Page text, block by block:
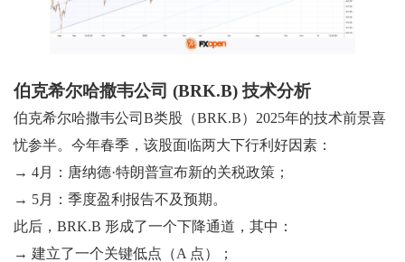
伯克希尔哈撒韦公司 (BRK.B) 技术分析
伯克希尔哈撒韦公司B类股（BRK.B）2025年的技术前景喜
忧参半。今年春季，该股面临两大下行利好因素：
→ 4月：唐纳德·特朗普宣布新的关税政策；
→ 5月：季度盈利报告不及预期。
此后，BRK.B 形成了一个下降通道，其中：
→ 建立了一个关键低点（A 点）；